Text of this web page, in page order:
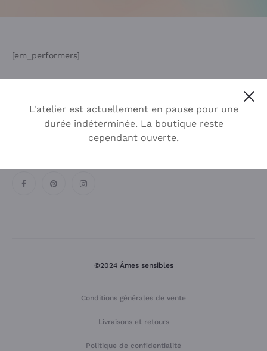
[em_performers]
©2024 Âmes sensibles
Conditions générales de vente
Livraisons et retours
Politique de confidentialité
L'atelier est actuellement en pause pour une
durée indéterminée. La boutique reste
cependant ouverte.